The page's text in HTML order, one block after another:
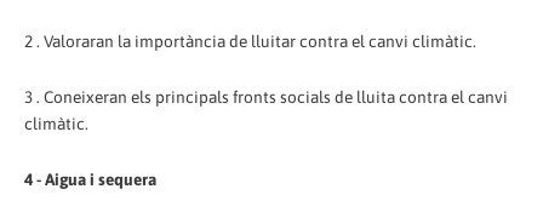
2 . Valoraran la importància de lluitar contra el canvi climàtic.
3 . Coneixeran els principals fronts socials de lluita contra el canvi
climàtic.
4 - Aigua i sequera